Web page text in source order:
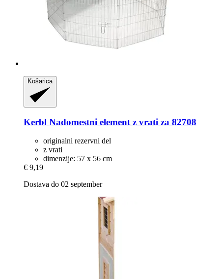
Košarica
Kerbl Nadomestni element z vrati za 82708
originalni rezervni del
z vrati
dimenzije: 57 x 56 cm
€ 9,19
Dostava do 02 september